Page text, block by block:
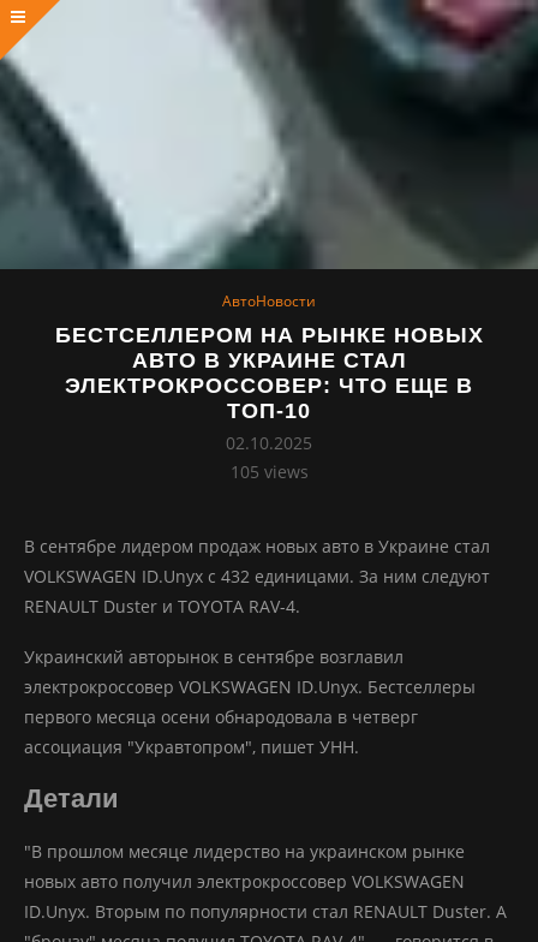
АвтоНовости
БЕСТСЕЛЛЕРОМ НА РЫНКЕ НОВЫХ
АВТО В УКРАИНЕ СТАЛ
ЭЛЕКТРОКРОССОВЕР: ЧТО ЕЩЕ В
ТОП-10
02.10.2025
105 views
В сентябре лидером продаж новых авто в Украине стал
VOLKSWAGEN ID.Unyx с 432 единицами. За ним следуют
RENAULT Duster и TOYOTA RAV-4.
Украинский авторынок в сентябре возглавил
электрокроссовер VOLKSWAGEN ID.Unyx. Бестселлеры
первого месяца осени обнародовала в четверг
ассоциация "Укравтопром", пишет УНН.
Детали
"В прошлом месяце лидерство на украинском рынке
новых авто получил электрокроссовер VOLKSWAGEN
ID.Unyx. Вторым по популярности стал RENAULT Duster. А